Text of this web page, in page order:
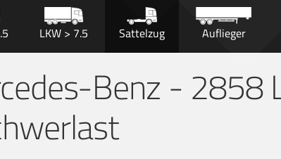
LKW > 7.5 Sattelzug Auflieger
Benz - 2858